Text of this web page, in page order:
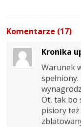
Komentarze (17)
Kronika
Warunek
Ot, tak bo
pisiory też